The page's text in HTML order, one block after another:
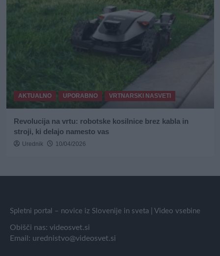
AKTUALNO UPORABNO VRTNARSKI NASVETI
Revolucija na vrtu: robotske kosilnice brez kabla in
stroji, ki delajo namesto vas
Urednik 10/04/2026
Spletni portal – novice iz Slovenije in sveta | Video vsebine
Obišči nas: videosvet.si
Email: urednistvo@videosvet.si